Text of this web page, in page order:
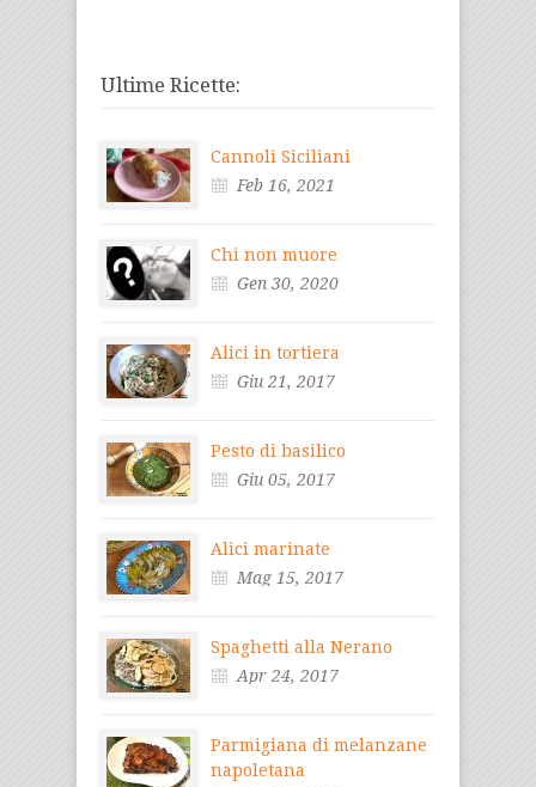
Ultime Ricette:
Cannoli Siciliani
Feb 16, 2021
Chi non muore
Gen 30, 2020
Alici in tortiera
Giu 21, 2017
Pesto di basilico
Giu 05, 2017
Alici marinate
Mag 15, 2017
Spaghetti alla Nerano
Apr 24, 2017
Parmigiana di melanzane
napoletana